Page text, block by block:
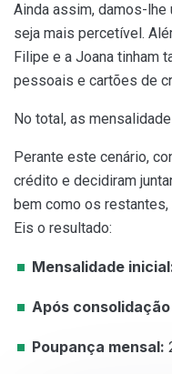
Ainda assim, damos-
seja mais percetível.
Filipe e a Joana tinham
pessoais e cartões de
No total, as
Perante este cenário,
crédito e decidiram
bem como os
Eis o resultado:
Mensalidade
Após
Poupança mensal: